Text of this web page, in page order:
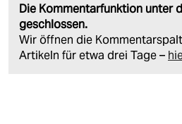
Die Kommentarfunktion unter
geschlossen.
Wir öffnen die
Artikeln für etwa drei Tage –